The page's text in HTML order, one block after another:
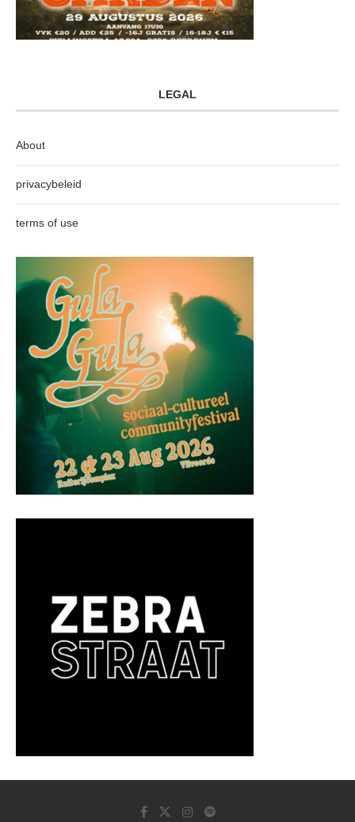
LEGAL
About
privacybeleid
terms of use